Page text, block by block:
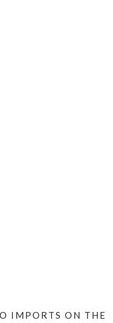
IMPORTS ON THE